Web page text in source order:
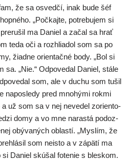
že sa osved­čí, inak bude šéf
„Počkajte, potre­bu­jem si
ma Daniel a začal sa hrať
teda oči a roz­hlia­dol som sa po
žiad­ne orien­tač­né body. „Bol si
sa. „Nie.“ Odpovedal Daniel, stá­le
som, ale v duchu som tušil
napo­sle­dy pred mno­hý­mi rok­mi
už som sa v nej neve­del zorien­to­
domy a vo mne naras­tá podoz­
obý­va­ných oblas­tí. „Myslím, že
som neis­to a v zápä­tí ma
si Daniel skú­šal fote­nie s bles­kom.